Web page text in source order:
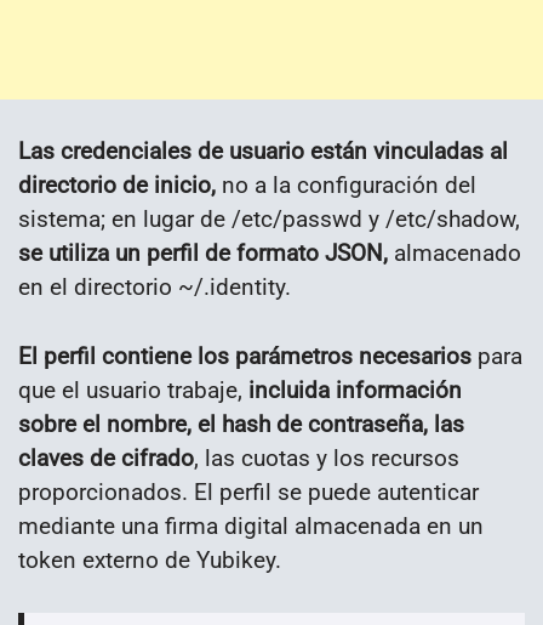
Las credenciales de usuario están vinculadas al
directorio de inicio, no a la configuración del
sistema; en lugar de /etc/passwd y /etc/shadow,
se utiliza un perfil de formato JSON, almacenado
en el directorio ~/.identity.
El perfil contiene los parámetros necesarios para
que el usuario trabaje, incluida información
sobre el nombre, el hash de contraseña, las
claves de cifrado, las cuotas y los recursos
proporcionados. El perfil se puede autenticar
mediante una firma digital almacenada en un
token externo de Yubikey.